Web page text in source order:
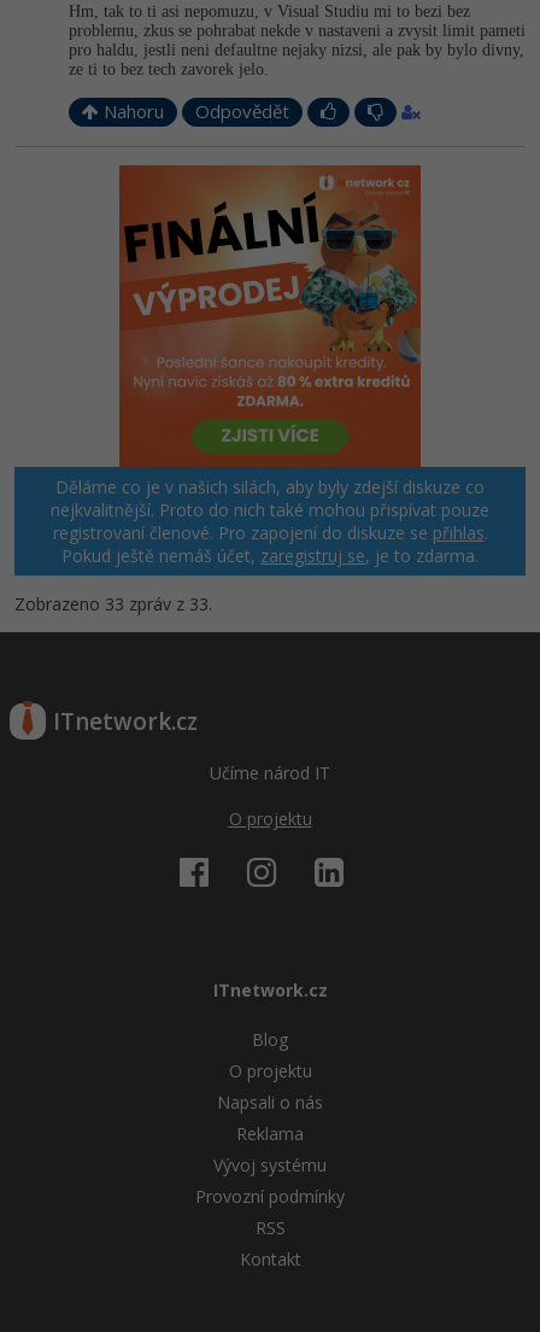
Hm, tak to ti asi nepomuzu, v Visual Studiu mi to bezi bez
problemu, zkus se pohrabat nekde v nastaveni a zvysit limit pameti
pro haldu, jestli neni defaultne nejaky nizsi, ale pak by bylo divny,
ze ti to bez tech zavorek jelo.
Nahoru Odpovědět
Děláme co je v našich silách, aby byly zdejší diskuze co
nejkvalitnější. Proto do nich také mohou přispívat pouze
registrovaní členové. Pro zapojení do diskuze se přihlas.
Pokud ještě nemáš účet, zaregistruj se, je to zdarma.
Zobrazeno 33 zpráv z 33.
ITnetwork.cz
Učíme národ IT
O projektu
ITnetwork.cz
Blog
O projektu
Napsali o nás
Reklama
Vývoj systému
Provozní podmínky
RSS
Kontakt